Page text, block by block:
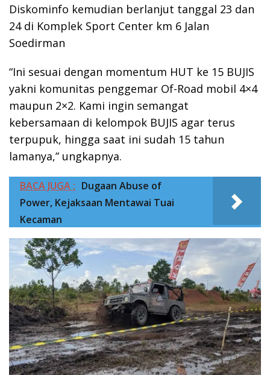
Diskominfo kemudian berlanjut tanggal 23 dan
24 di Komplek Sport Center km 6 Jalan
Soedirman
“Ini sesuai dengan momentum HUT ke 15 BUJIS
yakni komunitas penggemar Of-Road mobil 4×4
maupun 2×2. Kami ingin semangat
kebersamaan di kelompok BUJIS agar terus
terpupuk, hingga saat ini sudah 15 tahun
lamanya,” ungkapnya.
BACA JUGA : Dugaan Abuse of
Power, Kejaksaan Mentawai Tuai
Kecaman